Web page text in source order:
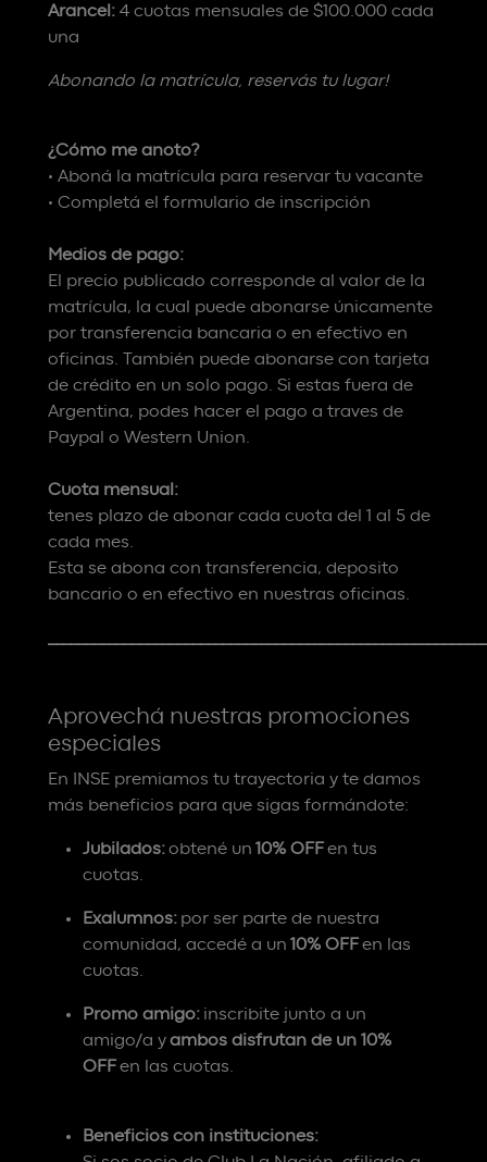
Arancel: 4 cuotas mensuales de $100.000 cada
una
Abonando la matrícula, reservás tu lugar!
¿Cómo me anoto?
• Aboná la matrícula para reservar tu vacante
• Completá el formulario de inscripción
Medios de pago:
El precio publicado corresponde al valor de la
matrícula, la cual puede abonarse únicamente
por transferencia bancaria o en efectivo en
oficinas. También puede abonarse con tarjeta
de crédito en un solo pago. Si estas fuera de
Argentina, podes hacer el pago a traves de
Paypal o Western Union.
Cuota mensual:
tenes plazo de abonar cada cuota del 1 al 5 de
cada mes.
Esta se abona con transferencia, deposito
bancario o en efectivo en nuestras oficinas.
Aprovechá nuestras promociones
especiales
En INSE premiamos tu trayectoria y te damos
más beneficios para que sigas formándote:
Jubilados:obtené un 10% OFFen tus
cuotas.
Exalumnos: por ser parte de nuestra
comunidad, accedé a un 10% OFFen las
cuotas.
Promo amigo: inscribite junto a un
amigo/a yambos disfrutan de un 10%
OFFen las cuotas.
Beneficios con instituciones: